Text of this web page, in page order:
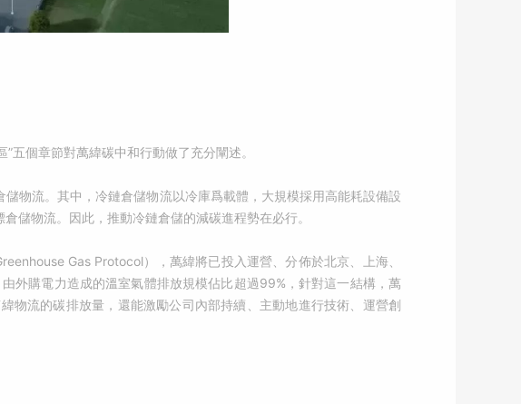
五個章節對萬緯碳中和行動做了充分闡述。
物流。其中，冷鏈倉儲物流以冷庫爲載體，大規模採用高能耗設備設
儲物流。因此，推動冷鏈倉儲的減碳進程勢在必行。
Gas Protocol），萬緯將已投入運營、分佈於北京、上海、
外購電力造成的溫室氣體排放規模佔比超過99%，針對這一結構，萬
物流的碳排放量，還能激勵公司內部持續、主動地進行技術、運營創